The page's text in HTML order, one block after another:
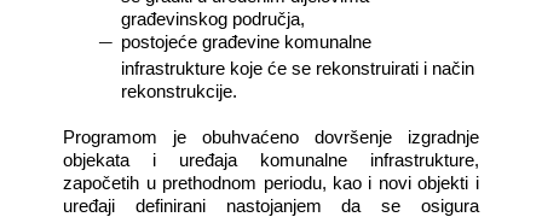
građevinskog područja,
― postojeće građevine komunalne
infrastrukture koje će se rekonstruirati i način
rekonstrukcije.
Programom je obuhvaćeno dovršenje izgradnje
objekata i uređaja komunalne infrastrukture,
započetih u prethodnom periodu, kao i novi objekti i
uređaji definirani nastojanjem da se osigura